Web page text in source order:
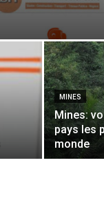
MINES
Mines:
pays les
monde